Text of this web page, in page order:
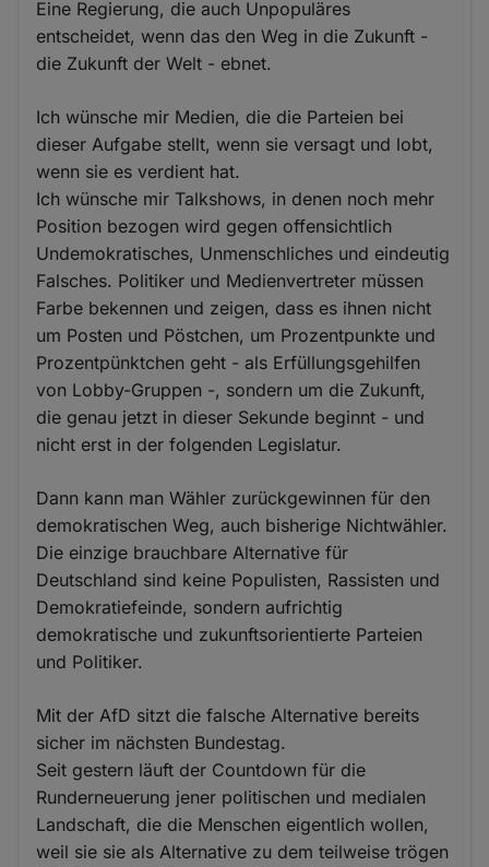
Eine Regierung, die auch Unpopuläres
entscheidet, wenn das den Weg in die Zukunft -
die Zukunft der Welt - ebnet.
Ich wünsche mir Medien, die die Parteien bei
dieser Aufgabe stellt, wenn sie versagt und lobt,
wenn sie es verdient hat.
Ich wünsche mir Talkshows, in denen noch mehr
Position bezogen wird gegen offensichtlich
Undemokratisches, Unmenschliches und eindeutig
Falsches. Politiker und Medienvertreter müssen
Farbe bekennen und zeigen, dass es ihnen nicht
um Posten und Pöstchen, um Prozentpunkte und
Prozentpünktchen geht - als Erfüllungsgehilfen
von Lobby-Gruppen -, sondern um die Zukunft,
die genau jetzt in dieser Sekunde beginnt - und
nicht erst in der folgenden Legislatur.
Dann kann man Wähler zurückgewinnen für den
demokratischen Weg, auch bisherige Nichtwähler.
Die einzige brauchbare Alternative für
Deutschland sind keine Populisten, Rassisten und
Demokratiefeinde, sondern aufrichtig
demokratische und zukunftsorientierte Parteien
und Politiker.
Mit der AfD sitzt die falsche Alternative bereits
sicher im nächsten Bundestag.
Seit gestern läuft der Countdown für die
Runderneuerung jener politischen und medialen
Landschaft, die die Menschen eigentlich wollen,
weil sie sie als Alternative zu dem teilweise trögen